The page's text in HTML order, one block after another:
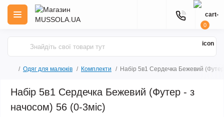
0
Одяг для малюків Комплекти Набір 5в1 Сердечка Бежевий
Набір 5в1 Сердечка Бежевий (Футер - з
начосом) 56 (0-3міс)